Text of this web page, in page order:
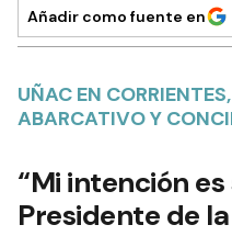
Añadir como fuente en
UÑAC EN
ABARCATIVO Y
“Mi intención
Presidente de